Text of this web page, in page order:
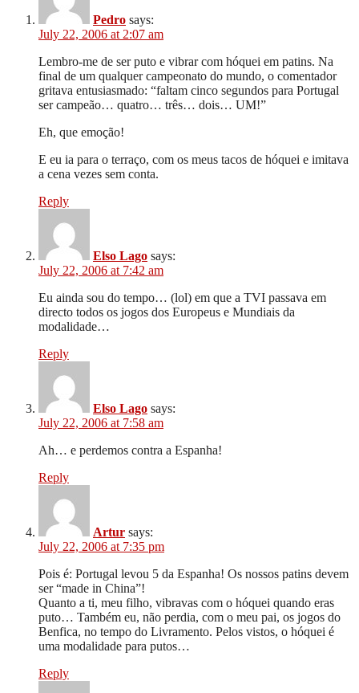
Pedro says:
July 22, 2006 at 2:07 am
Lembro-me de ser puto e vibrar com hóquei em patins. Na
final de um qualquer campeonato do mundo, o comentador
gritava entusiasmado: “faltam cinco segundos para Portugal
ser campeão… quatro… três… dois… UM!”
Eh, que emoção!
E eu ia para o terraço, com os meus tacos de hóquei e imitava
a cena vezes sem conta.
Reply
Elso Lago says:
July 22, 2006 at 7:42 am
Eu ainda sou do tempo… (lol) em que a TVI passava em
directo todos os jogos dos Europeus e Mundiais da
modalidade…
Reply
Elso Lago says:
July 22, 2006 at 7:58 am
Ah… e perdemos contra a Espanha!
Reply
Artur says:
July 22, 2006 at 7:35 pm
Pois é: Portugal levou 5 da Espanha! Os nossos patins devem
ser “made in China”!
Quanto a ti, meu filho, vibravas com o hóquei quando eras
puto… Também eu, não perdia, com o meu pai, os jogos do
Benfica, no tempo do Livramento. Pelos vistos, o hóquei é
uma modalidade para putos…
Reply